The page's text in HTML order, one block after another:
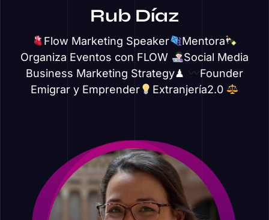
Rub Díaz
Flow Marketing Speaker
Mentora
Organiza Eventos con FLOW
Social Media
Business Marketing Strategy♟
Founder
Emigrar y Emprender
Extranjería2.0